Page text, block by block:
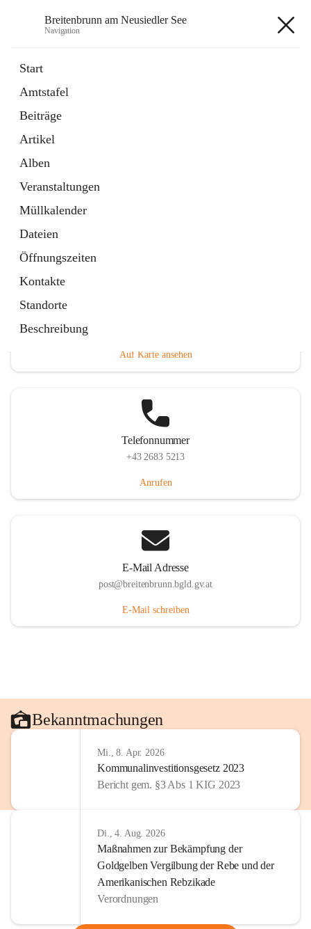
Breitenbrunn am Neusiedler See
Navigation
Start
Amtstafel
Beiträge
Artikel
Alben
Veranstaltungen
Müllkalender
Dateien
Öffnungszeiten
Kontakte
Standorte
Beschreibung
18 Schnellzugriffe
Gemeindeservice
Auf Karte ansehen
Telefonnummer
+43 2683 5213
Anrufen
E-Mail Adresse
post@breitenbrunn.bgld.gv.at
E-Mail schreiben
Bekanntmachungen
Mi., 8. Apr. 2026
Kommunalinvestitionsgesetz 2023
Bericht gem. §3 Abs 1 KIG 2023
Di., 4. Aug. 2026
Maßnahmen zur Bekämpfung der
Goldgelben Vergilbung der Rebe und der
Amerikanischen Rebzikade
Verordnungen